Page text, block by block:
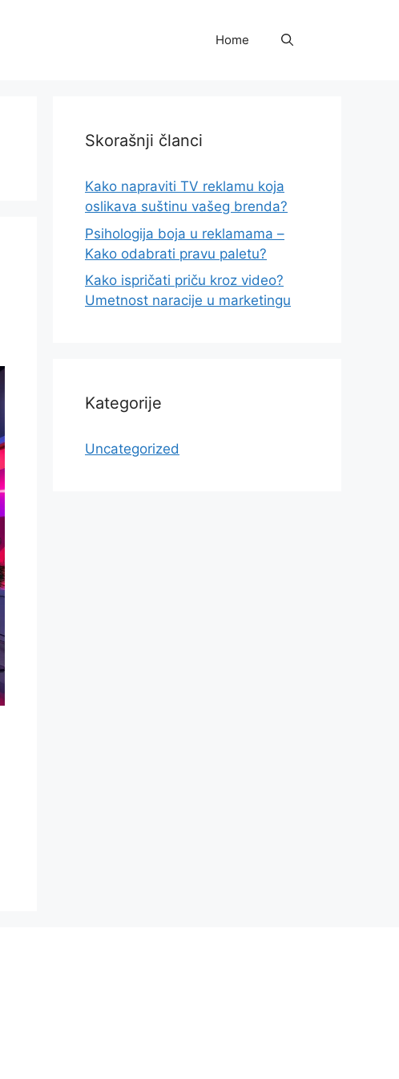
Home
Skorašnji članci
Kako napraviti TV reklamu koja
oslikava suštinu vašeg brenda?
Psihologija boja u reklamama –
Kako odabrati pravu paletu?
Kako ispričati priču kroz video?
Umetnost naracije u marketingu
Kategorije
Uncategorized